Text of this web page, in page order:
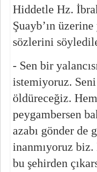
Hiddetle Hz.
Şuayb’ın
sözlerini
- Sen bir
istemiyoruz. Seni
öldüreceğiz.
peygambersen
azabı gönder de
inanmıyoruz biz.
bu şehirden